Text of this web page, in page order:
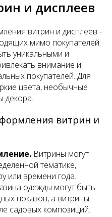
и дисплеев
витрин и дисплеев -
мимо покупателей.
уникальными и
внимание и
покупателей. Для
цвета, необычные
декора.
витрин и
Витрины могут
тематике,
или времени года.
одежды могут быть
показов, а витрины
садовых композиций.